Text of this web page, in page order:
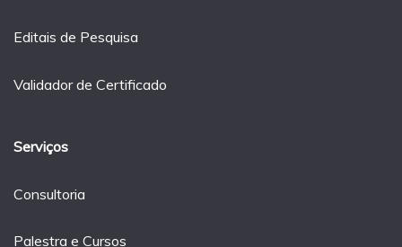
Editais de Pesquisa
Validador de Certificado
Serviços
Consultoria
Palestra e Cursos